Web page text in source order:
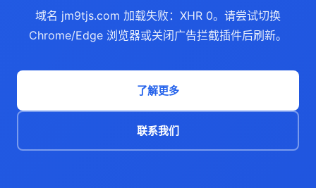
域名 jm9tjs.com 加载失败：XHR 0。请尝试切换
Chrome/Edge 浏览器或关闭广告拦截插件后刷新。
了解更多
联系我们